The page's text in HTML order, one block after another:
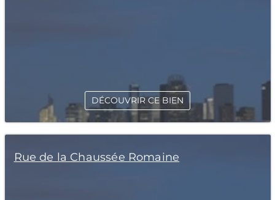
DÉCOUVRIR CE BIEN
Rue de la Chaussée Romaine